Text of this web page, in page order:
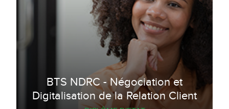
BTS NDRC - Négociation et
Digitalisation de la Relation Client